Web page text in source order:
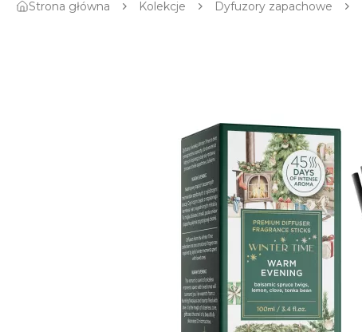
Strona główna Kolekcje Dyfuzory zapachowe